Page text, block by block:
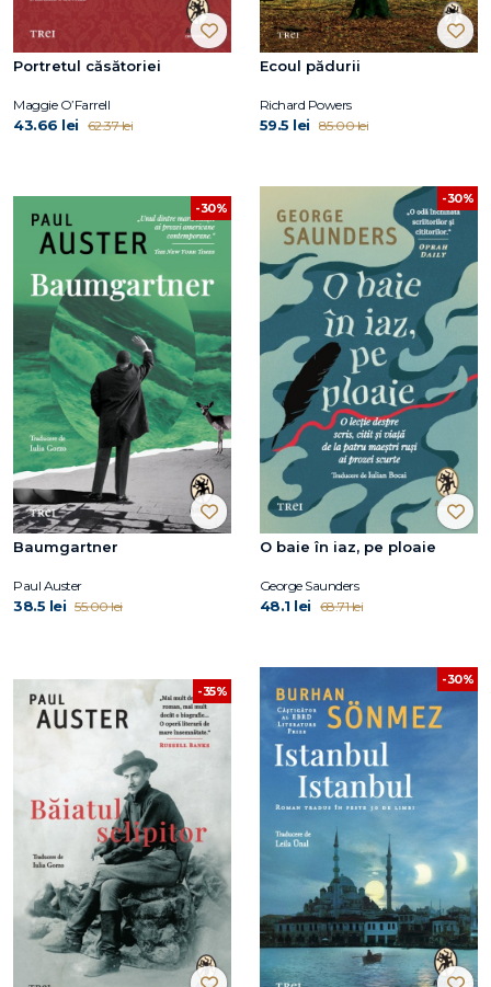
Portretul căsătoriei
Maggie O’Farrell
43.66 lei 62.37 lei
Ecoul pădurii
Richard Powers
59.5 lei 85.00 lei
-30%
Baumgartner
Paul Auster
38.5 lei 55.00 lei
-30%
O baie în iaz, pe ploaie
George Saunders
48.1 lei 68.71 lei
-35%
-30%